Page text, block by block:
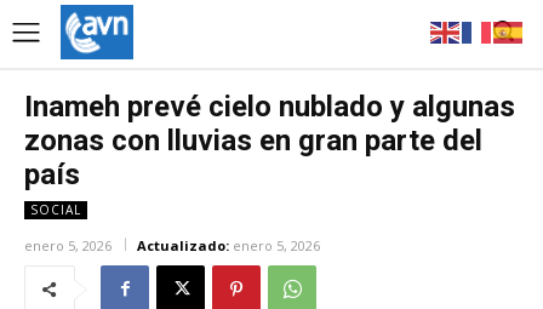
Inameh prevé cielo nublado y algunas
zonas con lluvias en gran parte del
país
SOCIAL
enero 5, 2026 Actualizado: enero 5, 2026